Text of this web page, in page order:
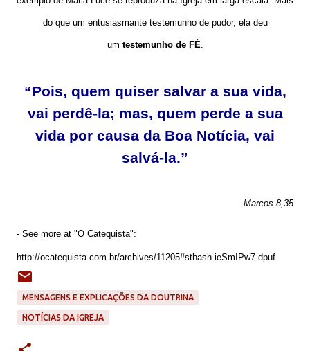
do que um entusiasmante testemunho de pudor, ela deu
um testemunho de FÉ.
“Pois, quem quiser salvar a sua vida,
vai perdê-la; mas, quem perde a sua
vida por causa da Boa Notícia, vai
salvá-la.”
- Marcos 8,35
- See more at "O Catequista":
http://ocatequista.com.br/archives/11205#sthash.ieSmIPw7.dpuf
MENSAGENS E EXPLICAÇÕES DA DOUTRINA
NOTÍCIAS DA IGREJA